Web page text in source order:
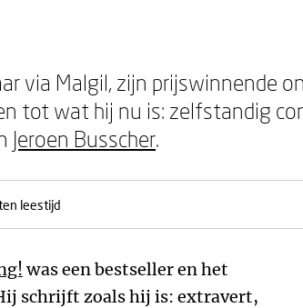
via Malgil, zijn prijswinnende
tot wat hij nu is: zelfstandig
Jeroen Busscher.
leestijd
was een bestseller en het
schrijft zoals hij is: extravert,